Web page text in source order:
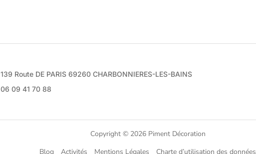
139 Route DE PARIS 69260 CHARBONNIERES-LES-BAINS
06 09 41 70 88
Copyright © 2026 Piment Décoration
Blog
Activités Mentions Légales Charte d’utilisation des données